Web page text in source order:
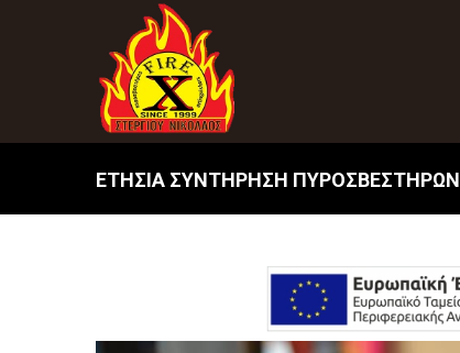
ΕΤΗΣΙΑ ΣΥΝΤΗΡΗΣΗ ΠΥΡΟΣΒΕΣΤΗΡΩΝ